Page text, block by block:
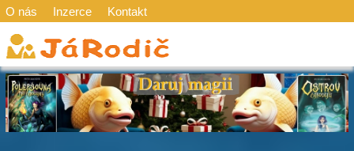
O nás Inzerce Kontakt